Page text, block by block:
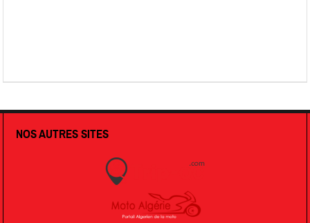
NOS AUTRES SITES